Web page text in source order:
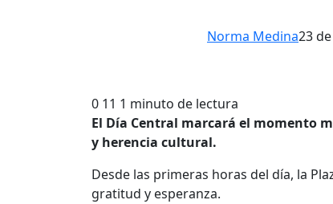
Norma Medina23
0 11 1 minuto de lectura
El Día Central marcará el momento
y herencia cultural.
Desde las primeras horas del día, la
gratitud y esperanza.